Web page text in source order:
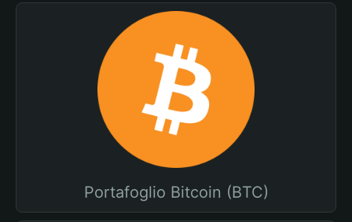
Portafoglio Bitcoin (BTC)